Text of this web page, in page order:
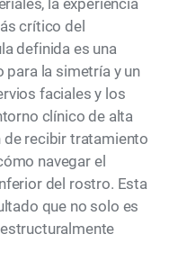
la experiencia
crítico del
definida es una
para la simetría y un
faciales y los
clínico de alta
de recibir tratamiento
navegar el
del rostro. Esta
que no solo es